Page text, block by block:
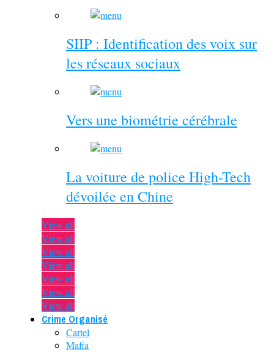
SIIP : Identification des voix sur
les réseaux sociaux
Vers une biométrie cérébrale
La voiture de police High-Tech
dévoilée en Chine
View all
View all
View all
View all
View all
View all
View all
Crime Organisé
Cartel
Mafia